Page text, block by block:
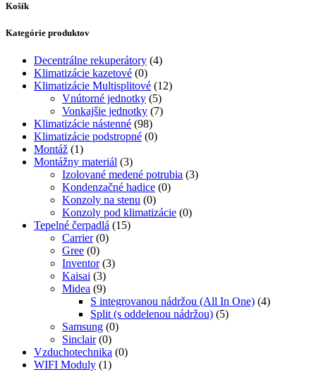
Košík
Kategórie produktov
Decentrálne rekuperátory (4)
Klimatizácie kazetové (0)
Klimatizácie Multisplitové (12)
Vnútorné jednotky (5)
Vonkajšie jednotky (7)
Klimatizácie nástenné (98)
Klimatizácie podstropné (0)
Montáž (1)
Montážny materiál (3)
Izolované medené potrubia (3)
Kondenzačné hadice (0)
Konzoly na stenu (0)
Konzoly pod klimatizácie (0)
Tepelné čerpadlá (15)
Carrier (0)
Gree (0)
Inventor (3)
Kaisai (3)
Midea (9)
S integrovanou nádržou (All In One) (4)
Split (s oddelenou nádržou) (5)
Samsung (0)
Sinclair (0)
Vzduchotechnika (0)
WIFI Moduly (1)